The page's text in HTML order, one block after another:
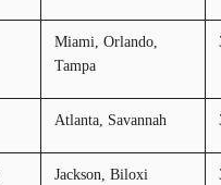
Miami, Orlando,
Tampa
Atlanta, Savannah
Jackson, Biloxi